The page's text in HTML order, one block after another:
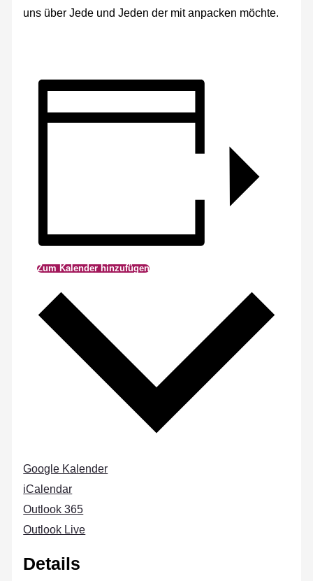
uns über Jede und Jeden der mit anpacken möchte.
Zum Kalender hinzufügen
Google Kalender
iCalendar
Outlook 365
Outlook Live
Details